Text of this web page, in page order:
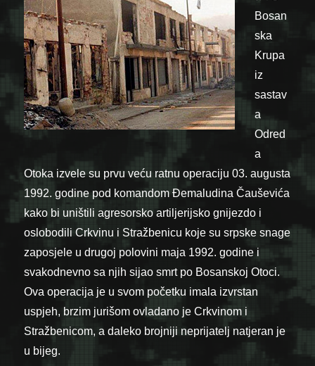
Bosan
ska
Krupa
iz
sastav
a
Odred
a
Otoka izvele su prvu veću ratnu operaciju 03. augusta
1992. godine pod komandom Đemaludina Čauševića
kako bi uništili agresorsko artiljerijsko gnijezdo i
oslobodili Crkvinu i Stražbenicu koje su srpske snage
zaposjele u drugoj polovini maja 1992. godine i
svakodnevno sa njih sijao smrt po Bosanskoj Otoci.
Ova operacija je u svom početku imala izvrstan
uspjeh, brzim jurišom ovladano je Crkvinom i
Stražbenicom, a daleko brojniji neprijatelj natjeran je
u bijeg.